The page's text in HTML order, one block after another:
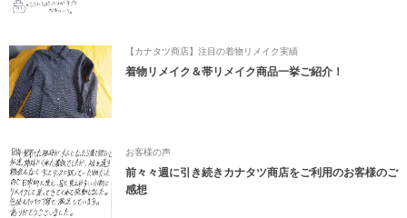
【カナタツ商店】注目の着物リメイク実績
着物リメイク＆帯リメイク商品一挙ご紹介！
お客様の声
前々々週に引き続きカナタツ商店をご利用のお客様のご
感想